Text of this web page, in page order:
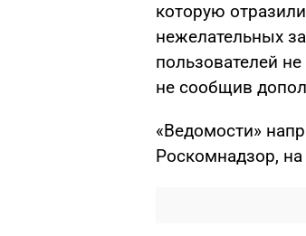
которую
нежелательных
пользователей
не сообщив
«Ведомости»
Роскомнадзор,